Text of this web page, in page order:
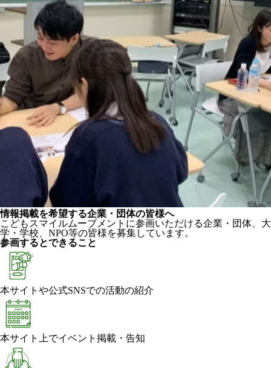
情報掲載を希望する企業・団体の皆様へ
こどもスマイルムーブメントに参画いただける企業・団体、大
学・学校、NPO等の皆様を募集しています。
参画するとできること
本サイトや公式SNSでの活動の紹介
本サイト上でイベント掲載・告知